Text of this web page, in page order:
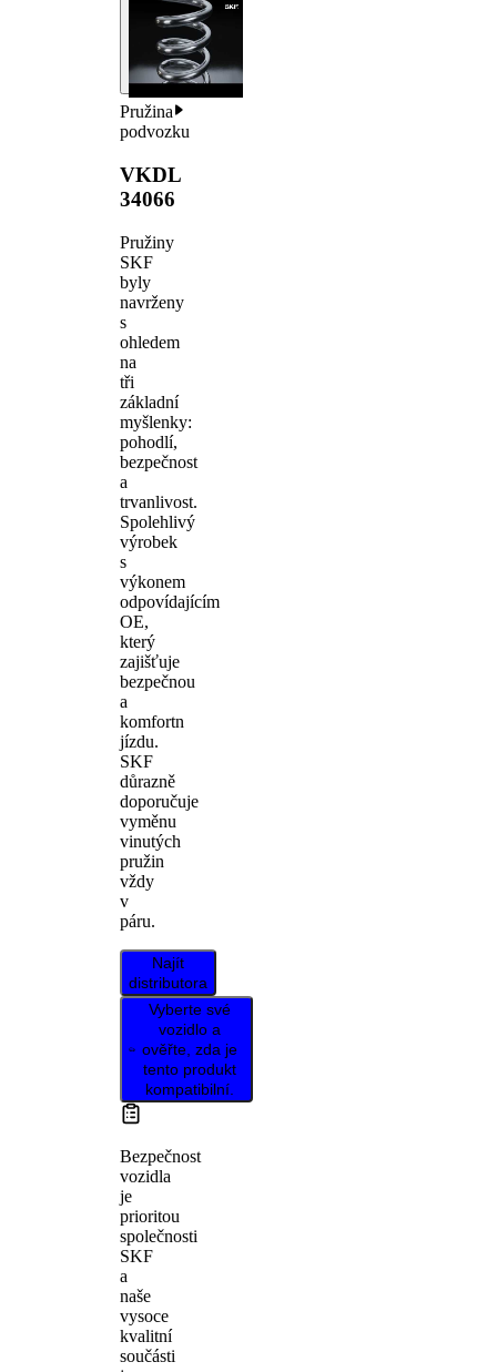
Pružina
podvozku
VKDL
34066
Pružiny
SKF
byly
navrženy
s
ohledem
na
tři
základní
myšlenky:
pohodlí,
bezpečnost
a
trvanlivost.
Spolehlivý
výrobek
s
výkonem
odpovídajícím
OE,
který
zajišťuje
bezpečnou
a
komfortn
jízdu.
SKF
důrazně
doporučuje
vyměnu
vinutých
pružin
vždy
v
páru.
Najít
distributora
Vyberte své
vozidlo a
ověřte, zda je
tento produkt
kompatibilní.
Bezpečnost
vozidla
je
prioritou
společnosti
SKF
a
naše
vysoce
kvalitní
součásti